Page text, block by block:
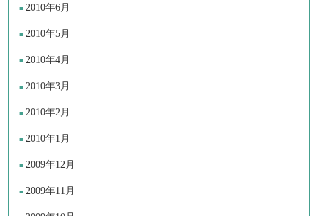
2010年6月
2010年5月
2010年4月
2010年3月
2010年2月
2010年1月
2009年12月
2009年11月